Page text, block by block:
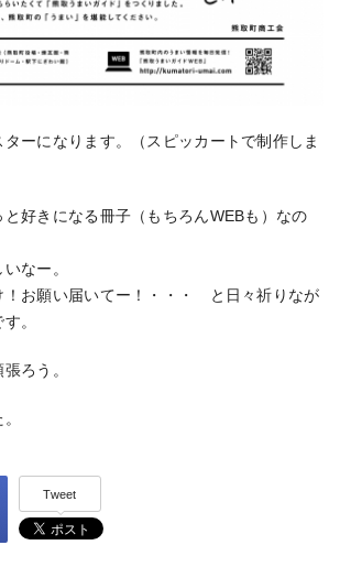
ーになります。（スピッカートで制作しま
好きになる冊子（もちろんWEBも）なの
なー。
！お願い届いてー！・・・ と日々祈りなが
。
ろう。
Tweet